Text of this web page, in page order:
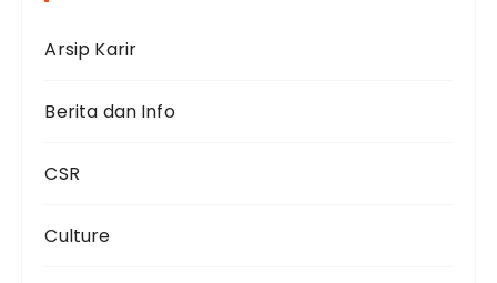
Arsip Karir
Berita dan Info
CSR
Culture